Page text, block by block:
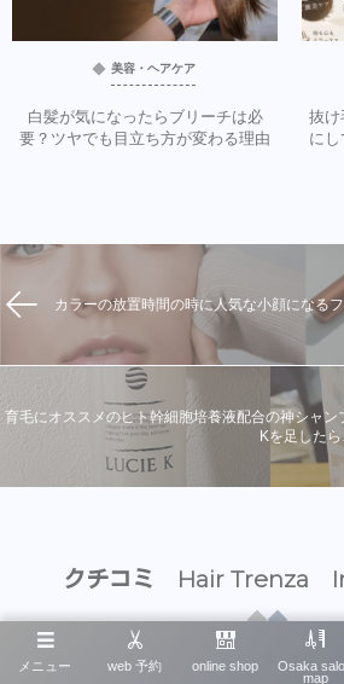
美容・ヘアケア
白髪が気になったらブリーチは必
要？ツヤでも目立ち方が変わる理由
抜け
に
カラーの放置時間の時に人気な小顔になる
育毛にオススメのヒト幹細胞培養液配合の神シャ
Kを足した
クチコミ Hair Trenza
メニュー web 予約 online shop
Osaka
map